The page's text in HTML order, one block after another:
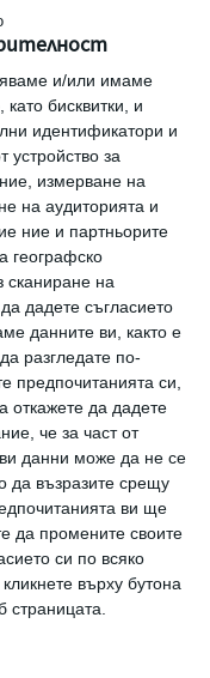
и/или имаме
бисквитки, и
идентификатори и
за
измерване на
на аудиторията и
ние и партньорите
географско
сканиране на
дадете съгласието
данните ви, както е
разгледате по-
си,
откажете да дадете
че за част от
данни може да не се
да възразите срещу
ви ще
да промените своите
си по всяко
върху бутона
страницата.
снимки я
и
функциите
селфита
на
.
на
на
които са
и да опитат да
момент. И, ако
паметта им
активни
и опреснят.